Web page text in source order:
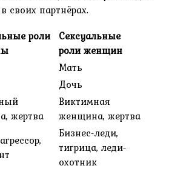
своих партнёрах.
роли
Сексуальные
роли женщин
Мать
Дочь
жертва
Виктимная
женщина, жертва
Бизнес-леди,
тигрица, леди-
охотник